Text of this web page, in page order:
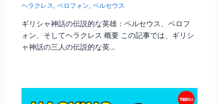
ヘラクレス ,ベロフォン,ペルセウス
ギリシャ神話の伝説的な英雄：ペルセウス、ベロフ
ォン、そしてヘラクレス 概要 この記事では、ギリシ
ャ神話の三人の伝説的な英…